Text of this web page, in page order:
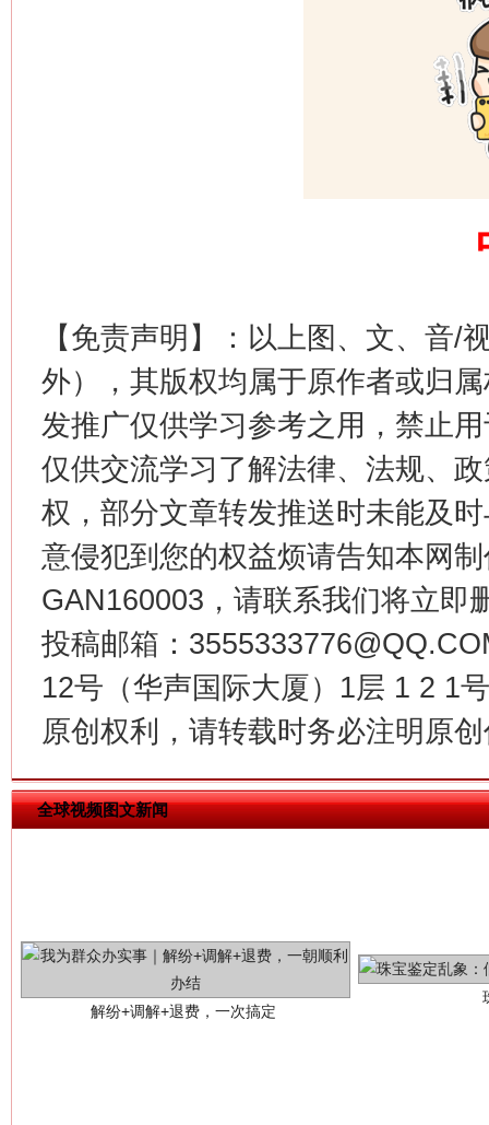
【免责声明】：以上图、文、音/
外），其版权均属于原作者或归
发推广仅供学习参考之用，禁止
仅供交流学习了解法律、法规、
权，部分文章转发推送时未能及
意侵犯到您的权益烦请告知本网
GAN160003，请联系我们将立即
投稿邮箱：
12号（华声国际大厦）1层 1 2 1
原创权利，请转载时务必注明原
全球视频图文新闻
揭批美国五大"原罪" "炒